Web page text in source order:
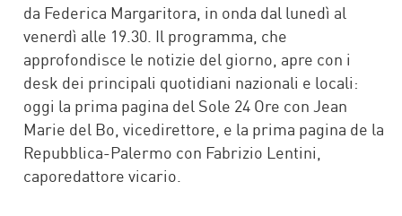
da Federica Margaritora, in onda dal lunedì al
venerdì alle 19.30. Il programma, che
approfondisce le notizie del giorno, apre con i
desk dei principali quotidiani nazionali e locali:
oggi la prima pagina del Sole 24 Ore con Jean
Marie del Bo, vicedirettore, e la prima pagina de la
Repubblica-Palermo con Fabrizio Lentini,
caporedattore vicario.